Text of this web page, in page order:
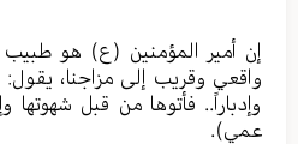
إن أمير المؤمنين (ع) هو طبيب
واقعي وقريب إلى مزاجنا، يقول:
وإدباراً.. فأتوها من قبل شهوتها
عمي).